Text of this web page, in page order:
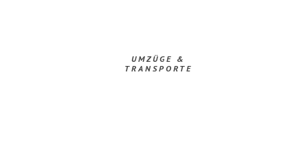
UMZÜGE &
TRANSPORTE